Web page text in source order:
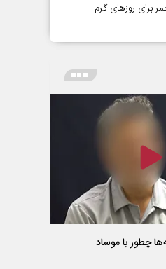
برای روز‌های گرم
چطور با موساد